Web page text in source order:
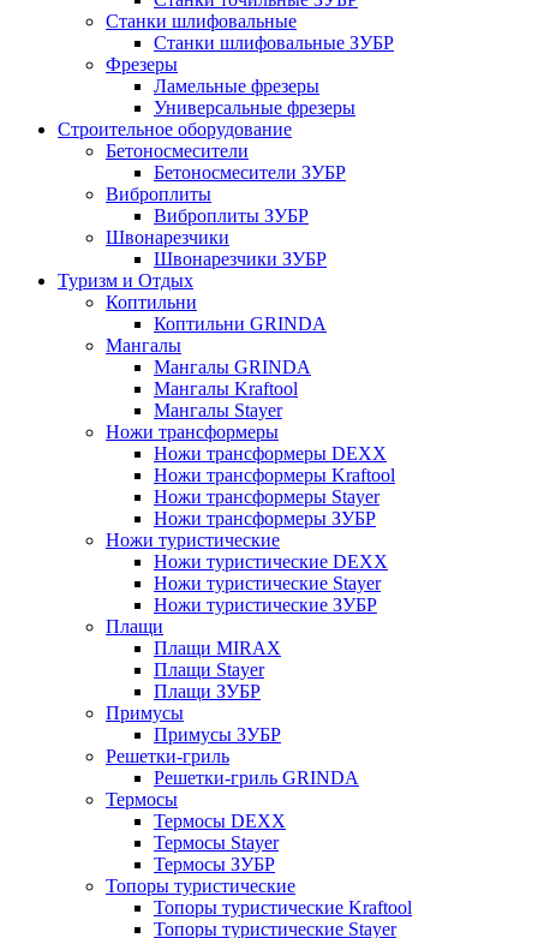
Станки шлифовальные
Станки шлифовальные ЗУБР
Фрезеры
Ламельные фрезеры
Универсальные фрезеры
Строительное оборудование
Бетоносмесители
Бетоносмесители ЗУБР
Виброплиты
Виброплиты ЗУБР
Швонарезчики
Швонарезчики ЗУБР
Туризм и Отдых
Коптильни
Коптильни GRINDA
Мангалы
Мангалы GRINDA
Мангалы Kraftool
Мангалы Stayer
Ножи трансформеры
Ножи трансформеры DEXX
Ножи трансформеры Kraftool
Ножи трансформеры Stayer
Ножи трансформеры ЗУБР
Ножи туристические
Ножи туристические DEXX
Ножи туристические Stayer
Ножи туристические ЗУБР
Плащи
Плащи MIRAX
Плащи Stayer
Плащи ЗУБР
Примусы
Примусы ЗУБР
Решетки-гриль
Решетки-гриль GRINDA
Термосы
Термосы DEXX
Термосы Stayer
Термосы ЗУБР
Топоры туристические
Топоры туристические Kraftool
Топоры туристические Stayer